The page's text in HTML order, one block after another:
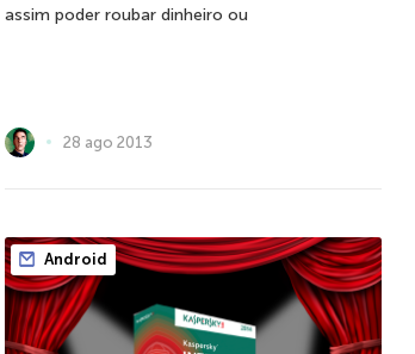
assim poder roubar dinheiro ou
28 ago 2013
Android